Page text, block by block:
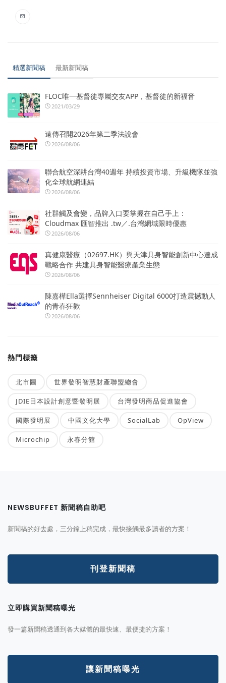
精選新聞稿 最新新聞稿
FLOC唯一基督徒專屬交友APP，基督徒的新福音
2021/03/29
遠傳召開2026年第二季法說會
2026/08/06
聯合航空深耕台灣40週年 持續投資市場、升級機隊並強
化全球航網連結
2026/08/06
社群觸及會變，品牌入口要掌握在自己手上：
Cloudmax 匯智推出 .tw／.台灣網域限時優惠
2026/08/06
真健康醫療（02697.HK）與天津具身智能創新中心達成
戰略合作 共建具身智能醫療產業生態
2026/08/06
陳嘉樺Ella選擇Sennheiser Digital 6000打造震撼動人
的青春狂歡
2026/08/06
熱門標籤
北市圖 世界發明智慧財產聯盟總會
JDIE日本設計創意暨發明展 台灣發明商品促進協會
國際發明展 中國文化大學 SocialLab OpView
Microchip 永春分館
NEWSBUFFET 新聞稿自助吧
新聞稿的好去處，三分鐘上稿完成，最快接觸最多讀者的方案！
刊登新聞稿
立即購買新聞稿曝光
發一篇新聞稿透通到各大媒體的最快速、最便捷的方案！
讓新聞稿曝光